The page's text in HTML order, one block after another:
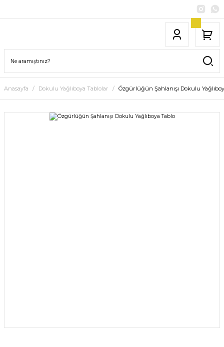
Anasayfa Dokulu Yağlıboya Tablolar Özgürlüğün Şahlanışı Dokulu